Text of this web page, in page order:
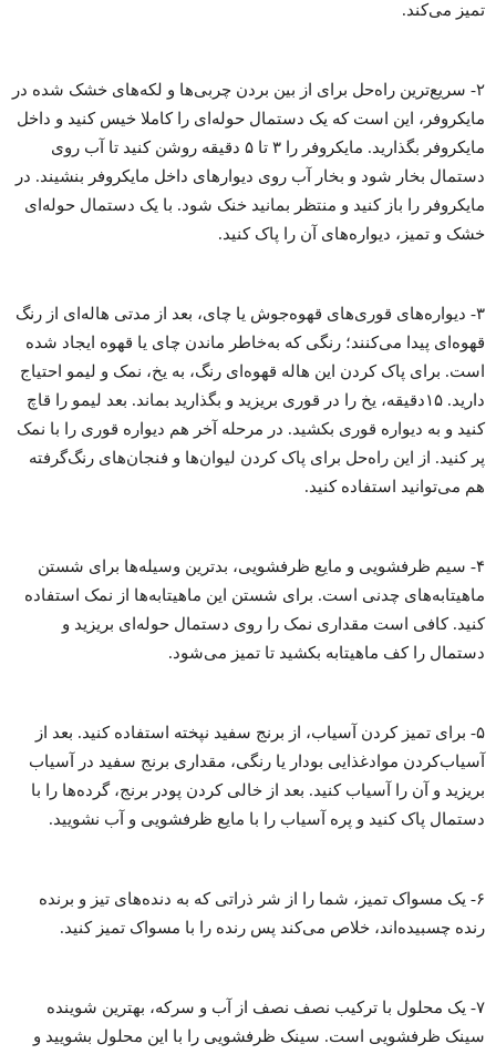
تمیز می‌کند.
۲- سریع‌ترین راه‌حل برای از بین بردن چربی‌ها و لکه‌های خشک شده در
مایکروفر، این است که یک دستمال حوله‌ای را کاملا خیس کنید و داخل
مایکروفر بگذارید. مایکروفر را ۳ تا ۵ دقیقه روشن کنید تا آب روی
دستمال بخار شود و بخار آب روی دیوارهای داخل مایکروفر بنشیند. در
مایکروفر را باز کنید و منتظر بمانید خنک شود. با یک دستمال حوله‌ای
خشک و تمیز، دیواره‌های آن را پاک کنید.
۳- دیواره‌های قوری‌های قهوه‌جوش یا چای، بعد از مدتی هاله‌ای از رنگ
قهوه‌ای پیدا می‌کنند؛ رنگی که به‌خاطر ماندن چای یا قهوه ایجاد شده
است. برای پاک کردن این هاله قهوه‌ای رنگ، به یخ، نمک و لیمو احتیاج
دارید. ۱۵دقیقه، یخ را در قوری بریزید و بگذارید بماند. بعد لیمو را قاچ
کنید و به دیواره قوری بکشید. در مرحله آخر هم دیواره قوری را با نمک
پر کنید. از این راه‌حل برای پاک کردن لیوان‌ها و فنجان‌های رنگ‌گرفته
هم می‌توانید استفاده کنید.
۴- سیم ظرفشویی و مایع ظرفشویی، بدترین وسیله‌ها برای شستن
ماهیتابه‌های چدنی است. برای شستن این ماهیتابه‌ها از نمک استفاده
کنید. کافی است مقداری نمک را روی دستمال حوله‌ای بریزید و
دستمال را کف ماهیتابه بکشید تا تمیز می‌شود.
۵- برای تمیز کردن آسیاب، از برنج سفید نپخته استفاده کنید. بعد از
آسیاب‌کردن موادغذایی بودار یا رنگی، مقداری برنج سفید در آسیاب
بریزید و آن را آسیاب کنید. بعد از خالی کردن پودر برنج، گرده‌ها را با
دستمال پاک کنید و پره‌ آسیاب را با مایع ظرفشویی و آب نشویید.
۶- یک مسواک تمیز، شما را از شر ذراتی که به دنده‌های تیز و برنده
رنده چسبیده‌اند، خلاص می‌کند پس رنده را با مسواک تمیز کنید.
۷- یک محلول با ترکیب نصف نصف از آب و سرکه، بهترین شوینده
سینک ظرفشویی است. سینک ظرفشویی را با این محلول بشویید و